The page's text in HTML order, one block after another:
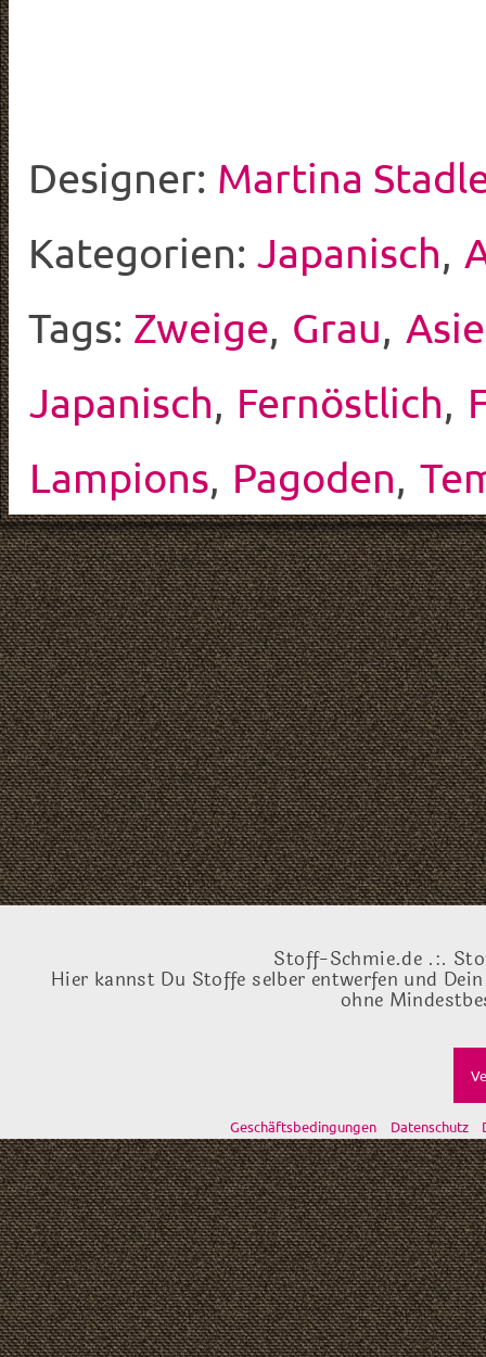
Designer: Martina
Kategorien: Japanisch,
Tags: Zweige, Grau,
Japanisch, Fernöstlich,
Lampions, Pagoden,
Stoff-Schmie.de .:.
Hier kannst Du Stoffe selber entwerfen und
ohne
Geschäftsbedingungen Datenschutz